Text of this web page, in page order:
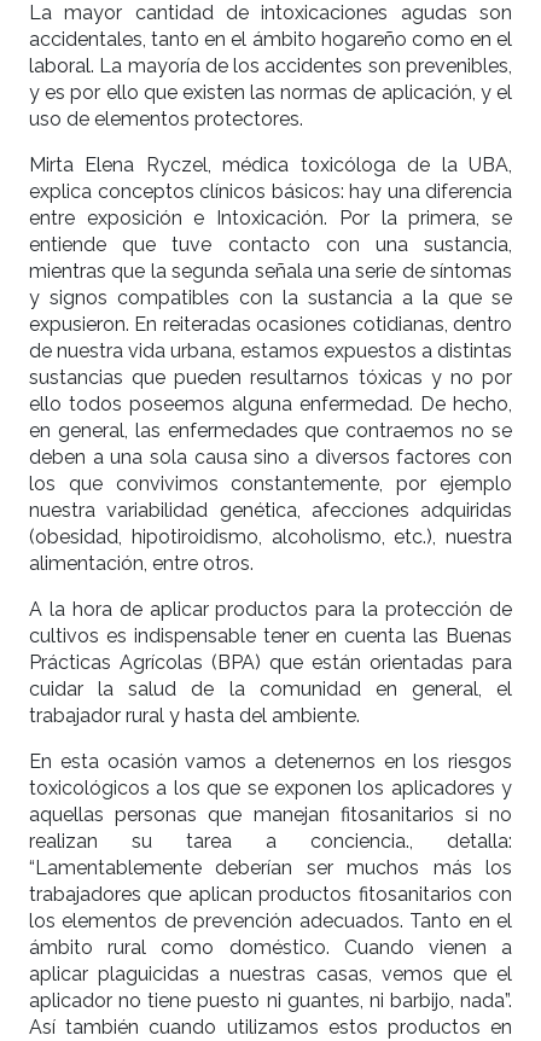
La mayor cantidad de intoxicaciones agudas son
accidentales, tanto en el ámbito hogareño como en el
laboral. La mayoría de los accidentes son prevenibles,
y es por ello que existen las normas de aplicación, y el
uso de elementos protectores.
Mirta Elena Ryczel, médica toxicóloga de la UBA,
explica conceptos clínicos básicos: hay una diferencia
entre exposición e Intoxicación. Por la primera, se
entiende que tuve contacto con una sustancia,
mientras que la segunda señala una serie de síntomas
y signos compatibles con la sustancia a la que se
expusieron. En reiteradas ocasiones cotidianas, dentro
de nuestra vida urbana, estamos expuestos a distintas
sustancias que pueden resultarnos tóxicas y no por
ello todos poseemos alguna enfermedad. De hecho,
en general, las enfermedades que contraemos no se
deben a una sola causa sino a diversos factores con
los que convivimos constantemente, por ejemplo
nuestra variabilidad genética, afecciones adquiridas
(obesidad, hipotiroidismo, alcoholismo, etc.), nuestra
alimentación, entre otros.
A la hora de aplicar productos para la protección de
cultivos es indispensable tener en cuenta las Buenas
Prácticas Agrícolas (BPA) que están orientadas para
cuidar la salud de la comunidad en general, el
trabajador rural y hasta del ambiente.
En esta ocasión vamos a detenernos en los riesgos
toxicológicos a los que se exponen los aplicadores y
aquellas personas que manejan fitosanitarios si no
realizan su tarea a conciencia., detalla:
“Lamentablemente deberían ser muchos más los
trabajadores que aplican productos fitosanitarios con
los elementos de prevención adecuados. Tanto en el
ámbito rural como doméstico. Cuando vienen a
aplicar plaguicidas a nuestras casas, vemos que el
aplicador no tiene puesto ni guantes, ni barbijo, nada”.
Así también cuando utilizamos estos productos en